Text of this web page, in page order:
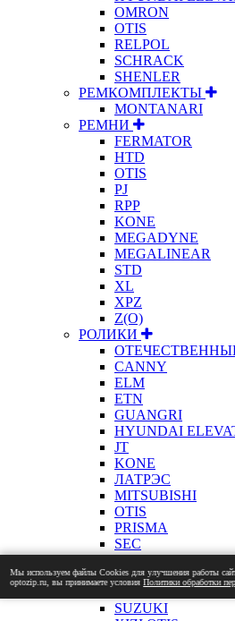
OMRON
OTIS
RELPOL
SCHRACK
SHENLER
РЕМКОМПЛЕКТЫ
MONTANARI
РЕМНИ
FERMATOR
HTD
OTIS
PJ
RPP
KONE
MEGADYNE
MEGALINEAR
STD
XL
XPZ
Z(О)
РОЛИКИ
CANNY
ELM
ETN
GUANGRI
HYUNDAI
JT
KONE
ЛАТРЭС
MITSUBISHI
OTIS
PRISMA
SEC
SELCOM
SCHINDLER
LG SIGMA
SUZUKI
Мы используем файлы Сookies для улучшения работы
optozip.ru, вы принимаете условияПолитики обработки